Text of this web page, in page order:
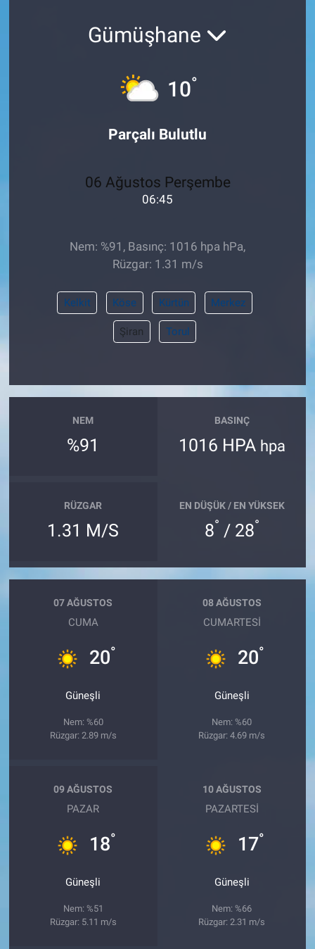
Gümüşhane
10°
Parçalı Bulutlu
06 Ağustos Perşembe
06:45
Nem: %91, Basınç: 1016 hpa hPa,
Rüzgar: 1.31 m/s
Kelkit Köse Kürtün Merkez
Şiran Torul
NEM
%91
BASINÇ
1016 HPA hpa
RÜZGAR
1.31 M/S
EN DÜŞÜK / EN YÜKSEK
8° / 28°
07 AĞUSTOS
CUMA
20°
Güneşli
Nem: %60
Rüzgar: 2.89 m/s
08 AĞUSTOS
CUMARTESI
20°
Güneşli
Nem: %60
Rüzgar: 4.69 m/s
09 AĞUSTOS
PAZAR
18°
Güneşli
Nem: %51
Rüzgar: 5.11 m/s
10 AĞUSTOS
PAZARTESI
17°
Güneşli
Nem: %66
Rüzgar: 2.31 m/s
Pankobirlik
Yetiştirici Soruyor
Şeker ve Şekerli Mamüller
Tohum